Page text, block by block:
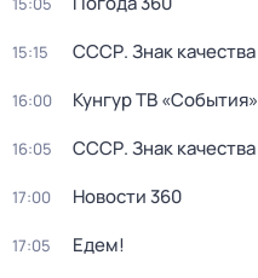
15:15 СССР. Знак качества
16:00 Кунгур ТВ «События»
16:05 СССР. Знак качества
17:00 Новости 360
17:05 Едем!